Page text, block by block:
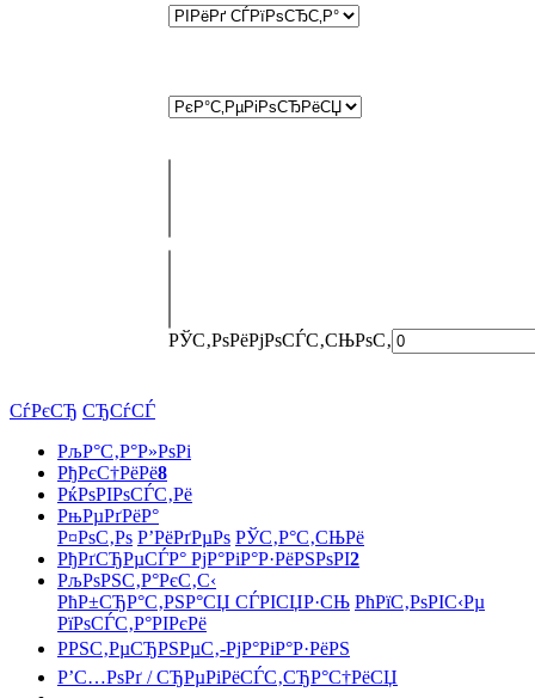
РЎС‚РѕРёРјРѕСЃС‚СЊРѕС‚
СѓРєСЂ СЂСѓСЃ
РљР°С‚Р°Р»РѕРі
РђРєС†РёРё8
РќРѕРІРѕСЃС‚Рё
РњРµРґРёР°
Р¤РѕС‚Рѕ Р’РёРґРµРѕ РЎС‚Р°С‚СЊРё
РђРґСЂРµСЃР° РјР°РіР°Р·РёРЅРѕРІ2
РљРѕРЅС‚Р°РєС‚С‹
РћР±СЂР°С‚РЅР°СЏ СЃРІСЏР·СЊ РћРїС‚РѕРІС‹Рµ
РїРѕСЃС‚Р°РІРєРё
РРЅС‚РµСЂРЅРµС‚-РјР°РіР°Р·РёРЅ
Р’С…РѕРґ / СЂРµРіРёСЃС‚СЂР°С†РёСЏ